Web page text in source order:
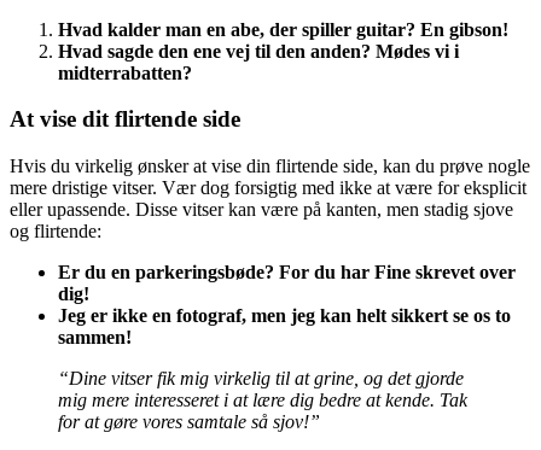
Hvad kalder man en abe, der spiller guitar? En gibson!
Hvad sagde den ene vej til den anden? Mødes vi i
midterrabatten?
At vise dit flirtende side
Hvis du virkelig ønsker at vise din flirtende side, kan du prøve nogle
mere dristige vitser. Vær dog forsigtig med ikke at være for eksplicit
eller upassende. Disse vitser kan være på kanten, men stadig sjove
og flirtende:
Er du en parkeringsbøde? For du har Fine skrevet over
dig!
Jeg er ikke en fotograf, men jeg kan helt sikkert se os to
sammen!
“Dine vitser fik mig virkelig til at grine, og det gjorde
mig mere interesseret i at lære dig bedre at kende. Tak
for at gøre vores samtale så sjov!”